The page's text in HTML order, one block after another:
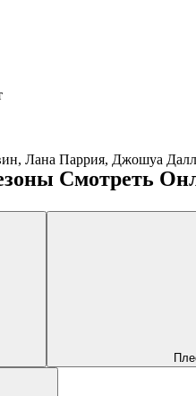
Лана Паррия, Джошуа
Смотреть